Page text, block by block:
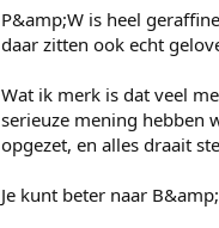
P&amp;W is heel
daar zitten ook echt
Wat ik merk is dat veel
serieuze mening hebben
opgezet, en alles draait
Je kunt beter naar